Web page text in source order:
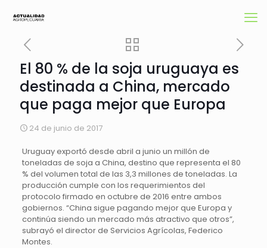
El 80 % de la soja uruguaya es
destinada a China, mercado
que paga mejor que Europa
24 de junio de 2017
Uruguay exportó desde abril a junio un millón de
toneladas de soja a China, destino que representa el 80
% del volumen total de las 3,3 millones de toneladas. La
producción cumple con los requerimientos del
protocolo firmado en octubre de 2016 entre ambos
gobiernos. “China sigue pagando mejor que Europa y
continúa siendo un mercado más atractivo que otros”,
subrayó el director de Servicios Agrícolas, Federico
Montes.